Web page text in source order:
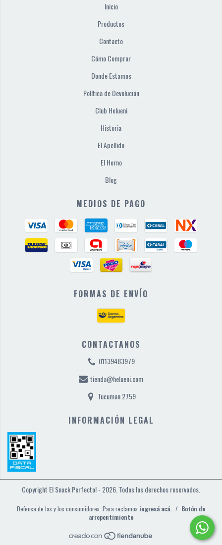
Inicio
Productos
Contacto
Cómo Comprar
Donde Estamos
Política de Devolución
Club Helueni
Historia
El Apellido
El Horno
Blog
MEDIOS DE PAGO
FORMAS DE ENVÍO
CONTACTANOS
01139483979
tienda@helueni.com
Tucuman 2759
INFORMACIÓN LEGAL
Copyright El Snack Perfecto! - 2026. Todos los derechos reservados.
Defensa de las y los consumidores. Para reclamos ingresá acá. / Botón de
arrepentimiento